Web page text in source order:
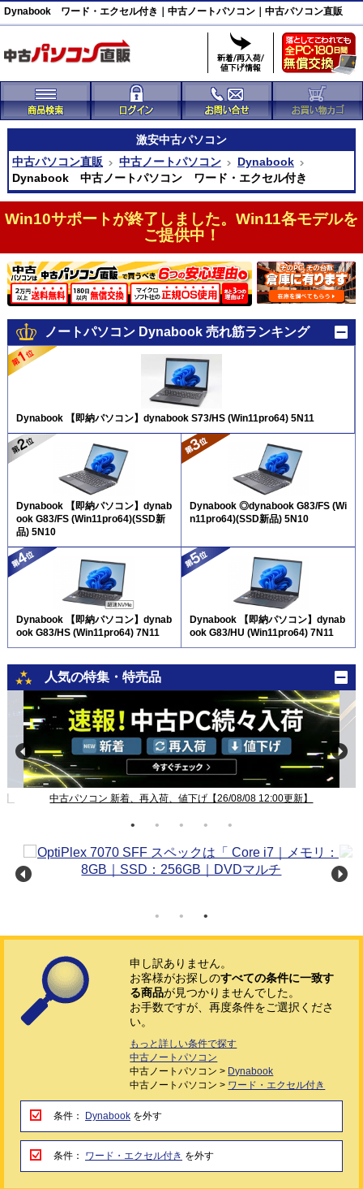
Dynabook ワード・エクセル付き｜中古ノートパソコン｜中古パソコン直販
激安中古パソコン
中古パソコン直販
中古ノートパソコン
Dynabook
Dynabook 中古ノートパソコン ワード・エクセル付き
Win10サポートが終了しました。Win11各モデルを
ご提供中！
ノートパソコン Dynabook 売れ筋ランキング
Dynabook 【即納パソコン】dynabook S73/HS (Win11pro64) 5N11
Dynabook 【即納パソコン】dynab
ook G83/FS (Win11pro64)(SSD新
品) 5N10
Dynabook ◎dynabook G83/FS (Wi
n11pro64)(SSD新品) 5N10
Dynabook 【即納パソコン】dynab
ook G83/HS (Win11pro64) 7N11
Dynabook 【即納パソコン】dynab
ook G83/HU (Win11pro64) 7N11
人気の特集・特売品
中古パソコン 新着、再入荷、値下げ【26/08/08 12:00更新】
申し訳ありません。
お客様がお探しのすべての条件に一致す
る商品が見つかりませんでした。
お手数ですが、再度条件をご選択くださ
い。
もっと詳しい条件で探す
中古ノートパソコン
中古ノートパソコン > Dynabook
中古ノートパソコン > ワード・エクセル付き
条件： Dynabook を外す
条件： ワード・エクセル付き を外す